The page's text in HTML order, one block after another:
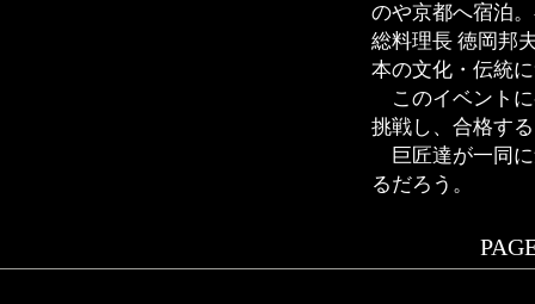
のや京都へ宿泊
総料理長 徳岡邦
本の文化・伝統
このイベントに
挑戦し、合格す
巨匠達が一同に
るだろう。